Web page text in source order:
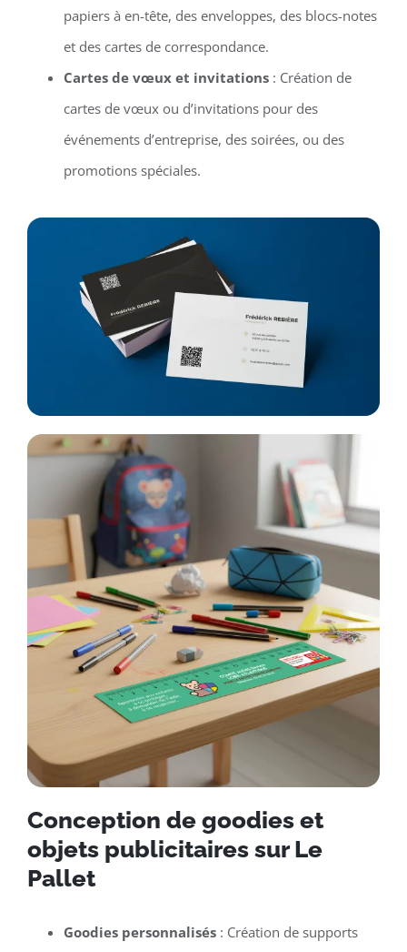
papiers à en-tête, des enveloppes, des blocs-notes
et des cartes de correspondance.
Cartes de vœux et invitations: Création de
cartes de vœux ou d’invitations pour des
événements d’entreprise, des soirées, ou des
promotions spéciales.
Conception de goodies et
objets publicitaires sur Le
Pallet
Goodies personnalisés: Création de supports